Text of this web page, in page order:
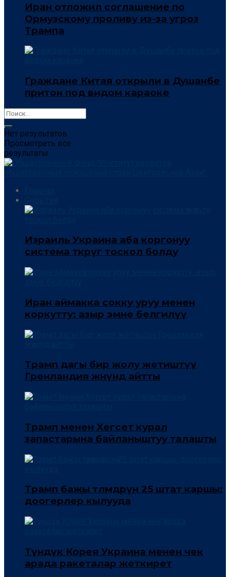
Иран отложил соглашение по
Ормузскому проливу из-за угроз
Трампа
Граждане Китая открыли в Душанбе
притон под видом караоке
Нет результатов
Просмотреть все
результаты
Израиль Украина аба коргонуу
система өткөрүгө тоскол болду
Иран аймакка сокку уруу менен
коркутту: азыр эмне белгилүү
Трамп дагы бир жолу жетиштүү
Гренландия жөнүндө айтты
Трамп менен Хегсет курал
запастарына байланыштуу талашты
Трамп бажы төлөмдөрүнө 25 штат каршы:
доогерлер кылууда
Түндүк Корея Украина менен чек
арада ракеталар жеткирет